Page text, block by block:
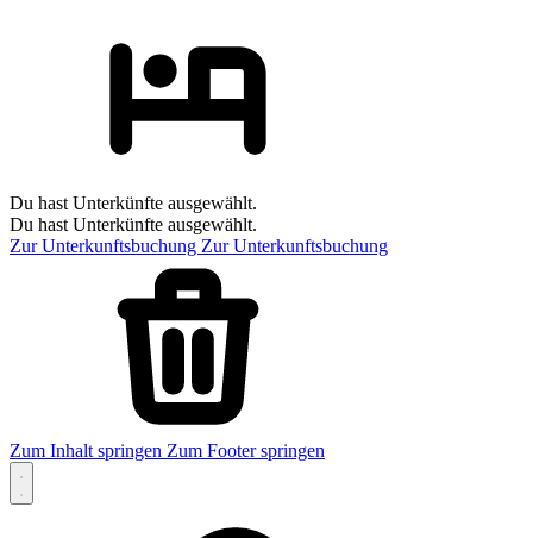
Du hast Unterkünfte ausgewählt.
Du hast Unterkünfte ausgewählt.
Zur Unterkunftsbuchung Zur Unterkunftsbuchung
Zum Inhalt springen Zum Footer springen